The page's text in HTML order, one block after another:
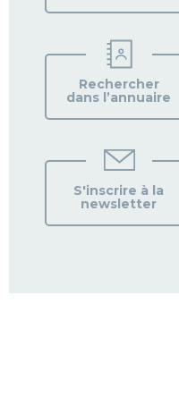
Rechercher
dans l’annuaire
S'inscrire à la
newsletter